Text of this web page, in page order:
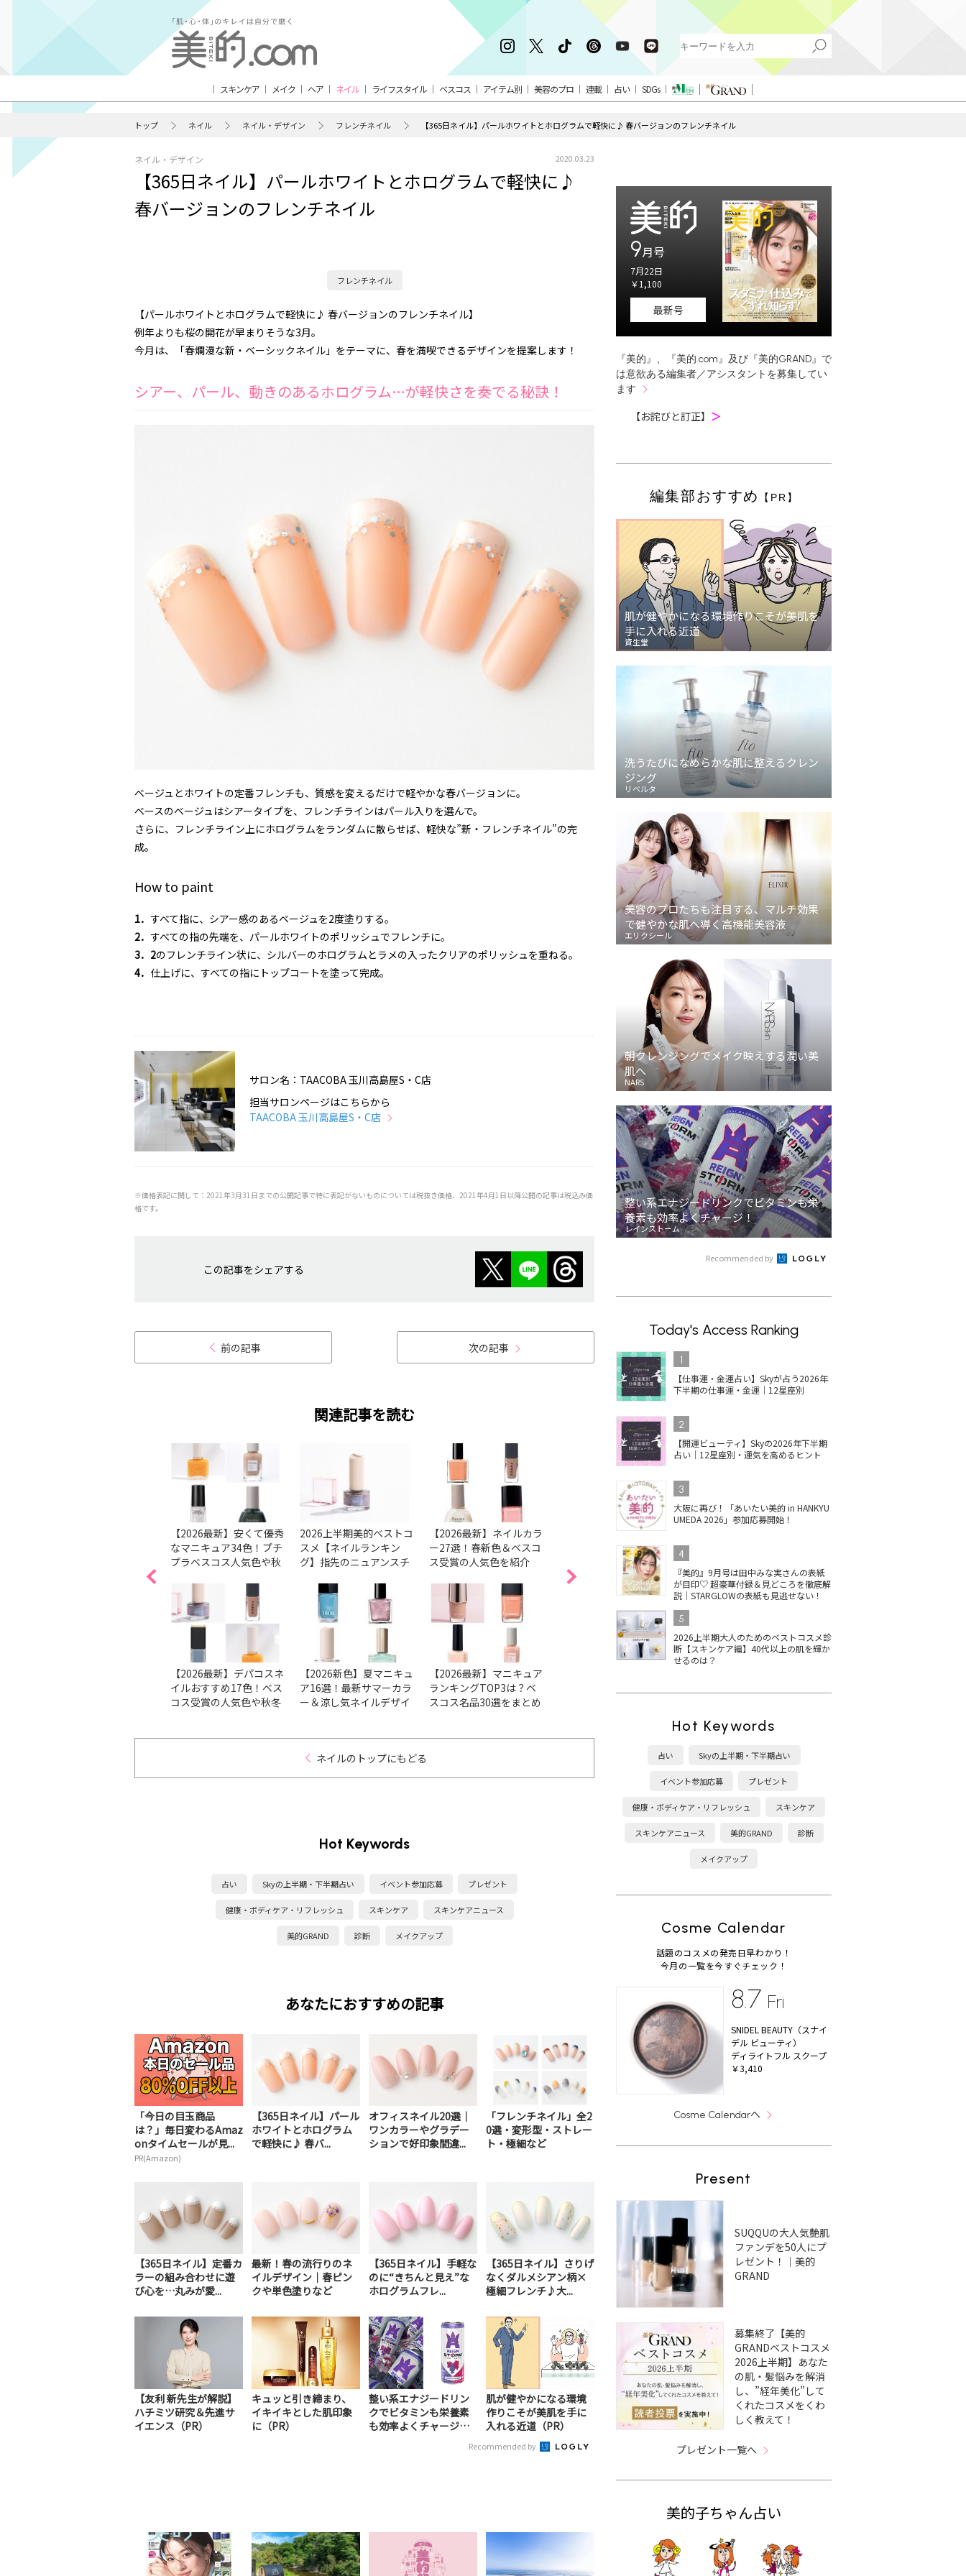
スキンケア メイク ヘア ネイル ライフスタイル ベスコス アイテム別 美容のプロ 連載 占い SDGs
トップ ネイル ネイル・デザイン フレンチネイル 【365日ネイル】パールホワイトとホログラムで軽快に♪ 春バージョンのフレンチネイル
ネイル・デザイン 2020.03.23
【365日ネイル】パールホワイトとホログラムで軽快に♪
春バージョンのフレンチネイル
フレンチネイル
【パールホワイトとホログラムで軽快に♪ 春バージョンのフレンチネイル】
例年よりも桜の開花が早まりそうな3月。
今月は、「春爛漫な新・ベーシックネイル」をテーマに、春を満喫できるデザインを提案します！
シアー、パール、動きのあるホログラム…が軽快さを奏でる秘訣！
ベージュとホワイトの定番フレンチも、質感を変えるだけで軽やかな春バージョンに。
ベースのベージュはシアータイプを、フレンチラインはパール入りを選んで。
さらに、フレンチライン上にホログラムをランダムに散らせば、軽快な”新・フレンチネイル”の完
成。
How to paint
1． すべて指に、シアー感のあるベージュを2度塗りする。
2． すべての指の先端を、パールホワイトのポリッシュでフレンチに。
3．2のフレンチライン状に、シルバーのホログラムとラメの入ったクリアのポリッシュを重ねる。
4． 仕上げに、すべての指にトップコートを塗って完成。
サロン名：TAACOBA 玉川高島屋S・C店
担当サロンページはこちらから
TAACOBA 玉川高島屋S・C店
※価格表記に関して：2021年3月31日までの公開記事で特に表記がないものについては税抜き価格、2021年4月1日以降公開の記事は税込み価
格です。
この記事をシェアする
前の記事 次の記事
関連記事を読む
【2026最新】安くて優秀
なマニキュア34色！プチ
プラベスコス人気色や秋
【2026最新】デパコスネ
イルおすすめ17色！ベス
コス受賞の人気色や秋冬
2026上半期美的ベストコ
スメ【ネイルランキン
グ】指先のニュアンスチ
本でかなう♡
【2026新色】夏マニキュ
ア16選！最新サマーカラ
ー＆涼し気ネイルデザイ
【2026最新】ネイルカラ
ー27選！春新色＆ベスコ
ス受賞の人気色を紹介
【2026最新】マニキュア
ランキングTOP3は？ベ
スコス名品30選をまとめ
【2026最新】ネイルの人
気色38選！ベスコス受賞
色＆春の新色・限定色ま
とめ
が最新ベスコス1位！上
品ツヤベージュに注目
コス受賞は？
ネイルのトップにもどる
Hot Keywords
占い Skyの上半期・下半期占い イベント参加応募 プレゼント
健康・ボディケア・リフレッシュ スキンケア スキンケアニュース
美的GRAND 診断 メイクアップ
あなたにおすすめの記事
「今日の目玉商品
は？」毎日変わるAmaz
onタイムセールが見...
PR(Amazon)
【365日ネイル】パール
ホワイトとホログラム
で軽快に♪ 春バ...
オフィスネイル20選｜
ワンカラーやグラデー
ションで好印象間違...
「フレンチネイル」全2
0選・変形型・ストレー
ト・極細など
【365日ネイル】定番カ
ラーの組み合わせに遊
び心を…丸みが愛...
最新！春の流行りのネ
イルデザイン｜春ピン
クや単色塗りなど
【365日ネイル】手軽な
のに“きちんと見え”な
ホログラムフレ...
【365日ネイル】さりげ
なくダルメシアン柄×
極細フレンチ♪大...
【友利 新先生が解説】
ハチミツ研究＆先進サ
イエンス（PR）
キュッと引き締まり、
イキイキとした肌印象
に（PR）
整い系エナジードリン
クでビタミンも栄養素
も効率よくチャージ！
肌が健やかになる環境
作りこそが美肌を手に
入れる近道（PR）
Recommended by
9月号
7月22日
￥1,100
最新号
『美的』、『美的.com』及び『美的GRAND』で
は意欲ある編集者／アシスタントを募集してい
ます
【お詫びと訂正】 ＞
編集部おすすめ 【PR】
肌が健やかになる環境作りこそが美肌を
手に入れる近道
資生堂
洗うたびになめらかな肌に整えるクレン
ジング
リベルタ
美容のプロたちも注目する、マルチ効果
で健やかな肌へ導く高機能美容液
エリクシール
朝クレンジングでメイク映えする潤い美
肌へ
NARS
整い系エナジードリンクでビタミンも栄
養素も効率よくチャージ！
レインストーム
Recommended by
Today's Access Ranking
1
【仕事運・金運占い】Skyが占う2026年
下半期の仕事運・金運｜12星座別
2
【開運ビューティ】Skyの2026年下半期
占い｜12星座別・運気を高めるヒント
3
大阪に再び！「あいたい美的 in HANKYU
UMEDA 2026」参加応募開始！
4
『美的』9月号は田中みな実さんの表紙
が目印♡ 超豪華付録＆見どころを徹底解
説｜STARGLOWの表紙も見逃せない！
5
2026上半期大人のためのベストコスメ診
断【スキンケア編】40代以上の肌を輝か
せるのは？
Hot Keywords
占い Skyの上半期・下半期占い
イベント参加応募 プレゼント
健康・ボディケア・リフレッシュ スキンケア
スキンケアニュース 美的GRAND 診断
メイクアップ
Cosme Calendar
話題のコスメの発売日早わかり！
今月の一覧を今すぐチェック！
8.7 Fri
SNIDEL BEAUTY（スナイ
デル ビューティ）
ディライトフル スクープ
￥3,410
Cosme Calendarへ
Present
SUQQUの大人気艶肌
ファンデを50人にプ
レゼント！｜美的
GRAND
募集終了【美的
GRANDベストコスメ
2026上半期】あなた
の肌・髪悩みを解消
し、”経年美化”して
くれたコスメをくわ
しく教えて！
プレゼント一覧へ
美的子ちゃん占い